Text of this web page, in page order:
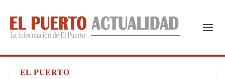
EL PUERTO